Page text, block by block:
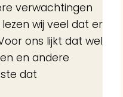
verwachtingen
wij veel dat er
ons lijkt dat wel
en andere
dat